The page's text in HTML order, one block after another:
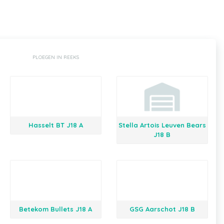
PLOEGEN IN REEKS
Hasselt BT J18 A
Stella Artois Leuven Bears
J18 B
Betekom Bullets J18 A GSG Aarschot J18 B